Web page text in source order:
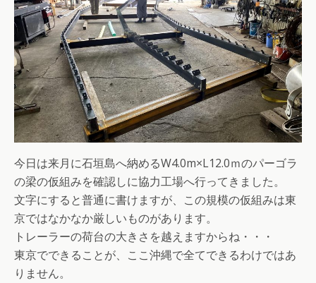
今日は来月に石垣島へ納めるW4.0m×L12.0ｍのパーゴラ
の梁の仮組みを確認しに協力工場へ行ってきました。
文字にすると普通に書けますが、この規模の仮組みは東
京ではなかなか厳しいものがあります。
トレーラーの荷台の大きさを越えますからね・・・
東京でできることが、ここ沖縄で全てできるわけではあ
りません。